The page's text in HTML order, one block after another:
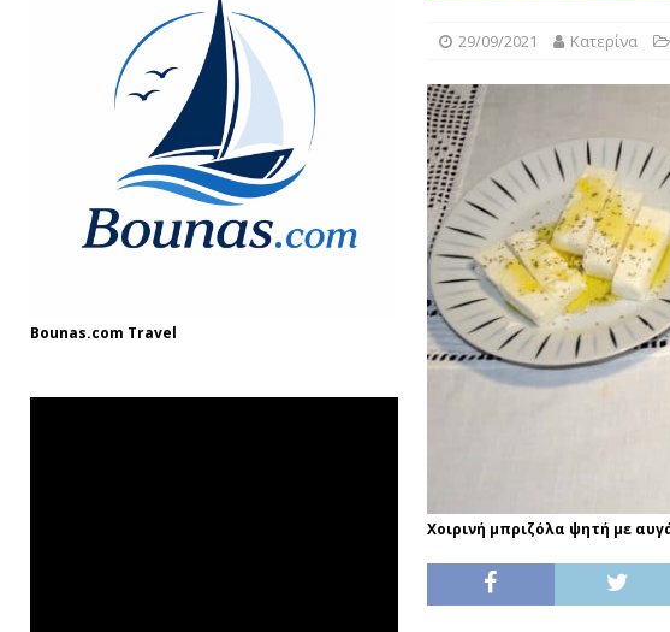
[ 03/08/2025 ]
[ 11/12/2024 ]
Η ιστορία του λικέρ από τις θεραπείες
29/09/2021 Κατερίνα
Χοιρινή μπριζόλα ψητή με
Bounas.com Travel